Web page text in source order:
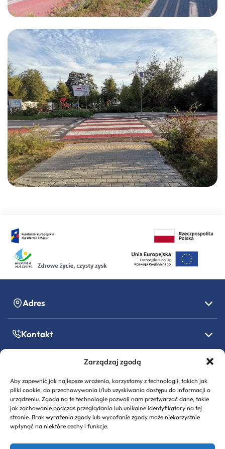
Zarządzaj zgodą
Aby zapewnić jak najlepsze wrażenia, korzystamy z technologii, takich jak
pliki cookie, do przechowywania i/lub uzyskiwania dostępu do informacji o
urządzeniu. Zgoda na te technologie pozwoli nam przetwarzać dane, takie
jak zachowanie podczas przeglądania lub unikalne identyfikatory na tej
stronie. Brak wyrażenia zgody lub wycofanie zgody może niekorzystnie
wpłynąć na niektóre cechy i funkcje.
Adres
Kontakt
Informacje formalne